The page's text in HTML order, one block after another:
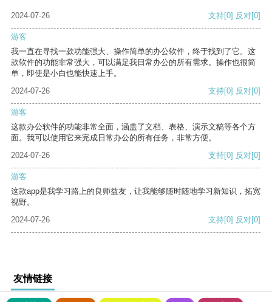
2024-07-26 支持[0] 反对[0]
游客
我一直在寻找一款功能强大、操作简单的办公软件，终于找到了它。这
款软件的功能非常强大，可以满足我日常办公的所有需求。操作也很简
单，即使是小白也能快速上手。
2024-07-26
支持[0] 反对[0]
游客
这款办公软件的功能非常全面，涵盖了文档、表格、演示文稿等各个方
面。我可以使用它来完成日常办公的所有任务，非常方便。
2024-07-26
支持[0] 反对[0]
游客
这款app是我学习路上的良师益友，让我能够随时随地学习新知识，拓宽
视野。
2024-07-26
支持[0] 反对[0]
友情链接